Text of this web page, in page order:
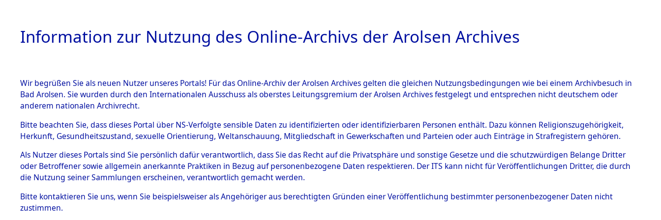
HOME BESTANDSBESCHREIBUNG ARCHIVALE ÜBERSICHT BILD
BESTÄNDE
Inhaftierungsdoku
mente
5. Verschiedenes
Todesmärsche
5.3.1 Alliierte
Ermittlungen zu den Orten Haag/Oberbayern - Hessenthal→
0002 (84598578)→0024 (84598602)
0024 (84598602)
Information zur Nutzung des Online-Archivs der Arolsen Archives
Wir begrüßen Sie als neuen Nutzer unseres Portals! Für das Online-Archiv der Arolsen Archives gelten die gleichen Nutzungsbedingungen wie bei einem Archivbesuch in
Bad Arolsen. Sie wurden durch den Internationalen Ausschuss als oberstes Leitungsgremium der Arolsen Archives festgelegt und entsprechen nicht deutschem oder
anderem nationalen Archivrecht.
Bitte beachten Sie, dass dieses Portal über NS-Verfolgte sensible Daten zu identifizierten oder identifizierbaren Personen enthält. Dazu können Religionszugehörigkeit,
Herkunft, Gesundheitszustand, sexuelle Orientierung, Weltanschauung, Mitgliedschaft in Gewerkschaften und Parteien oder auch Einträge in Strafregistern gehören.
Als Nutzer dieses Portals sind Sie persönlich dafür verantwortlich, dass Sie das Recht auf die Privatsphäre und sonstige Gesetze und die schutzwürdigen Belange Dritter
oder Betroffener sowie allgemein anerkannte Praktiken in Bezug auf personenbezogene Daten respektieren. Der ITS kann nicht für Veröffentlichungen Dritter, die durch
die Nutzung seiner Sammlungen erscheinen, verantwortlich gemacht werden.
Bitte kontaktieren Sie uns, wenn Sie beispielsweiser als Angehöriger aus berechtigten Gründen einer Veröffentlichung bestimmter personenbezogener Daten nicht
zustimmen.